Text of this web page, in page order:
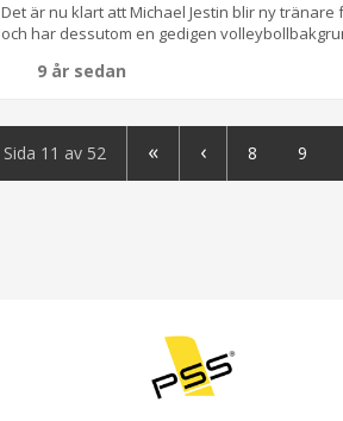
Det är nu klart att Michael Jestin blir ny
och har dessutom en gedigen
9 år sedan
Sida 11 av 52 « ‹ 8 9